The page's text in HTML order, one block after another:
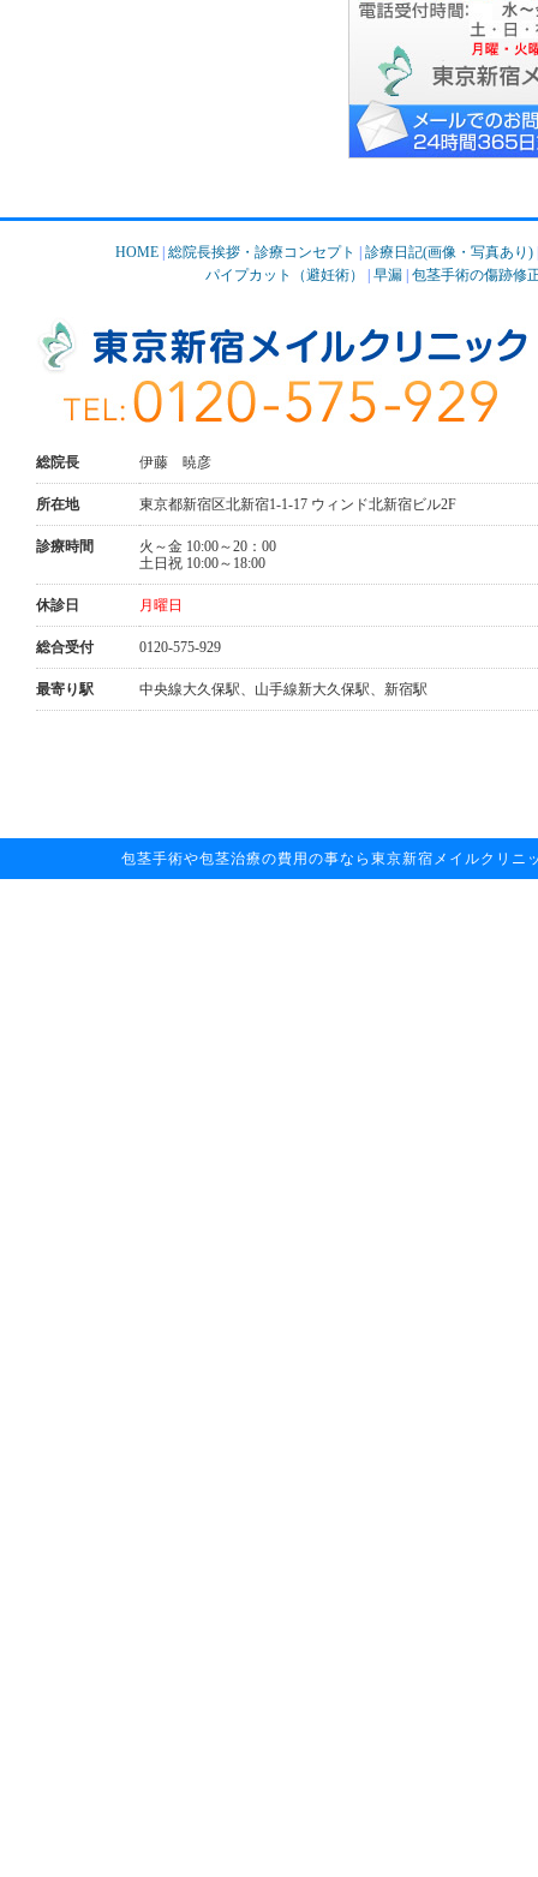
HOME| 総院長挨拶・診療コンセプト 診療日記(画像・写真あり)|
パイプカット（避妊術）
早漏 包茎手術の傷跡修
総院長 伊藤 暁彦
所在地 東京都新宿区北新宿1-1-17 ウィンド北新宿ビル2F
診療時間
火～金 10:00～20：00
土日祝 10:00～18:00
休診日 月曜日
総合受付 0120-575-929
最寄り駅 中央線大久保駅、山手線新大久保駅、新宿駅
包茎手術や包茎治療の費用の事なら東京新宿メイルクリ